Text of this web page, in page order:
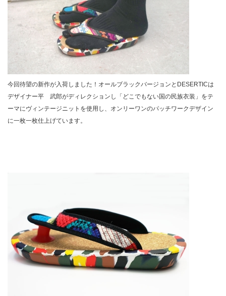
今回待望の新作が入荷しました！オールブラックバージョンとDESERTICは
デザイナー平 武郎がディレクションし「どこでもない国の民族衣装」をテ
ーマにヴィンテージニットを使用し、オンリーワンのパッチワークデザイン
に一枚一枚仕上げています。